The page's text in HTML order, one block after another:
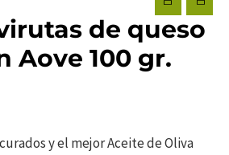
de queso
Aove 100 gr.
y el mejor Aceite de Oliva